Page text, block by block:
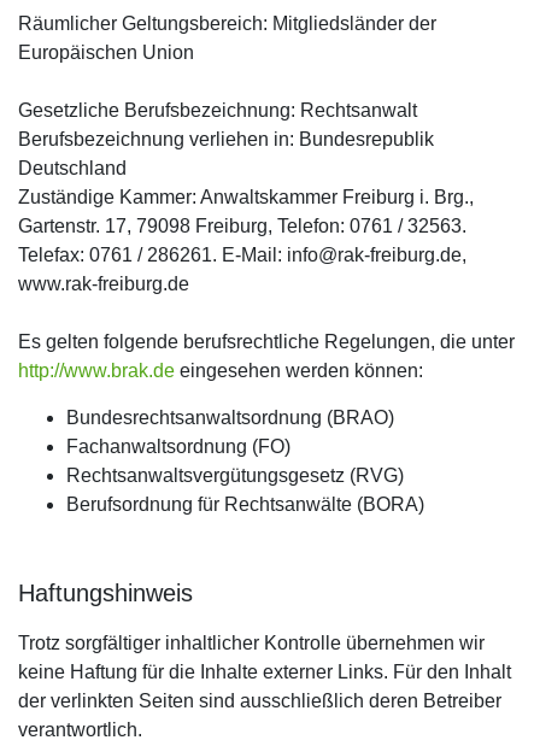
Räumlicher Geltungsbereich: Mitgliedsländer der
Europäischen Union
Gesetzliche Berufsbezeichnung: Rechtsanwalt
Berufsbezeichnung verliehen in: Bundesrepublik
Deutschland
Zuständige Kammer: Anwaltskammer Freiburg i. Brg.,
Gartenstr. 17, 79098 Freiburg, Telefon: 0761 / 32563.
Telefax: 0761 / 286261. E-Mail: info@rak-freiburg.de,
www.rak-freiburg.de
Es gelten folgende berufsrechtliche Regelungen, die unter
http://www.brak.de eingesehen werden können:
Bundesrechtsanwaltsordnung (BRAO)
Fachanwaltsordnung (FO)
Rechtsanwaltsvergütungsgesetz (RVG)
Berufsordnung für Rechtsanwälte (BORA)
Haftungshinweis
Trotz sorgfältiger inhaltlicher Kontrolle übernehmen wir
keine Haftung für die Inhalte externer Links. Für den Inhalt
der verlinkten Seiten sind ausschließlich deren Betreiber
verantwortlich.